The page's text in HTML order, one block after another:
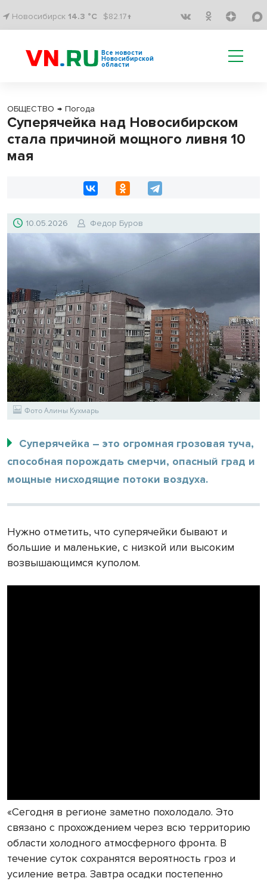
Новосибирск 14.3 °C $82.17↑
Все новости
Новосибирской
области
ОБЩЕСТВО → Погода
Суперячейка над Новосибирском
стала причиной мощного ливня 10
мая
10.05.2026 Федор Буров
Фото Алины Кухмарь
Суперячейка – это огромная грозовая туча,
способная порождать смерчи, опасный град и
мощные нисходящие потоки воздуха.
Нужно отметить, что суперячейки бывают и
большие и маленькие, с низкой или высоким
возвышающимся куполом.
«Сегодня в регионе заметно похолодало. Это
связано с прохождением через всю территорию
области холодного атмосферного фронта. В
течение суток сохранятся вероятность гроз и
усиление ветра. Завтра осадки постепенно